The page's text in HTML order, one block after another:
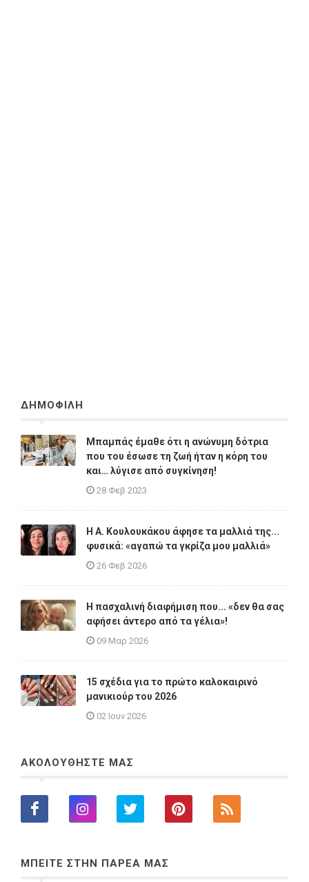
ΔΗΜΟΦΙΛΗ
Μπαμπάς έμαθε ότι η ανώνυμη δότρια
που του έσωσε τη ζωή ήταν η κόρη του
και… λύγισε από συγκίνηση!
28 Φεβ 2023
Η A. Κουλουκάκου άφησε τα μαλλιά της...
φυσικά: «αγαπώ τα γκρίζα μου μαλλιά»
26 Φεβ 2026
Η πασχαλινή διαφήμιση που... «δεν θα σας
αφήσει άντερο από τα γέλια»!
09 Μαρ 2026
15 σχέδια για το πρώτο καλοκαιρινό
μανικιούρ του 2026
02 Ιουν 2026
ΑΚΟΛΟΥΘΗΣΤΕ ΜΑΣ
ΜΠΕΙΤΕ ΣΤΗΝ ΠΑΡΕΑ ΜΑΣ